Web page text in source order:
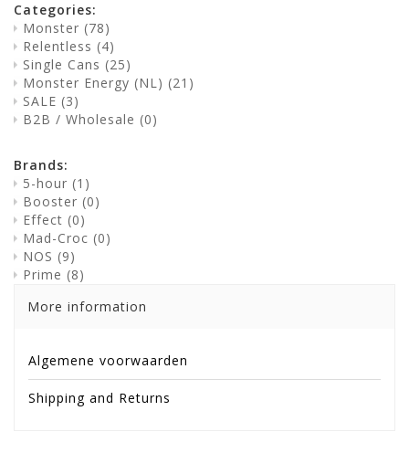
Categories:
Monster (78)
Relentless (4)
Single Cans (25)
Monster Energy (NL) (21)
SALE (3)
B2B / Wholesale (0)
Brands:
5-hour (1)
Booster (0)
Effect (0)
Mad-Croc (0)
NOS (9)
Prime (8)
More information
Algemene voorwaarden
Shipping and Returns